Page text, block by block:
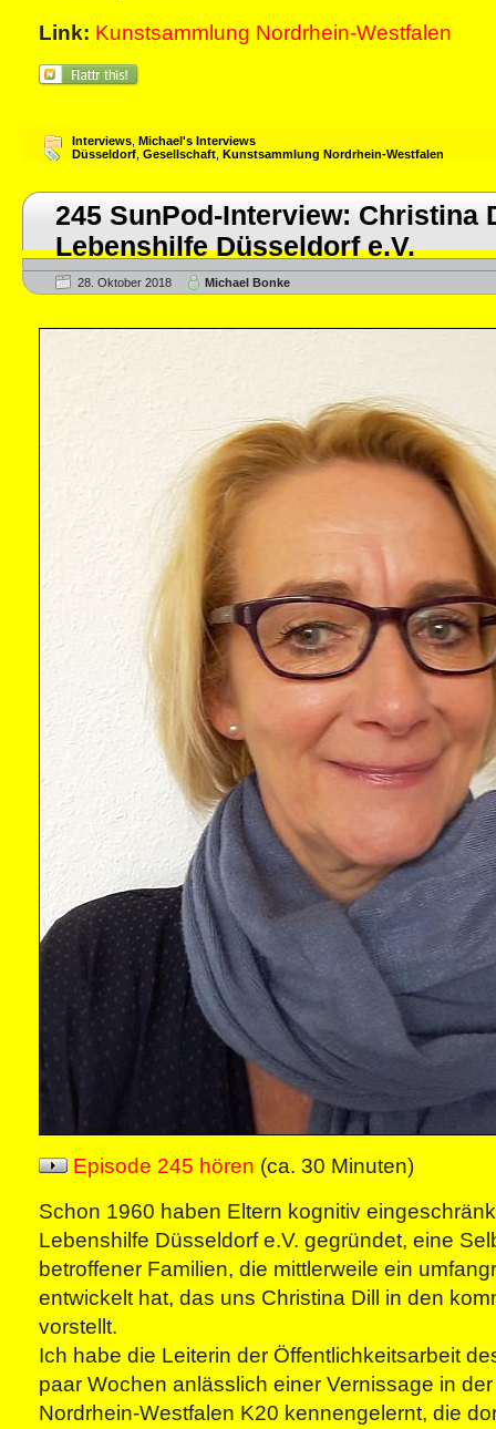
Link: Kunstsammlung Nordrhein-Westfalen
Interviews Michael's Interviews
Düsseldorf Gesellschaft Kunstsammlung Nordrhein-Westfalen
245 SunPod-Interview: Christina
Lebenshilfe Düsseldorf e.V.
28. Oktober 2018 Michael Bonke
Episode 245 hören (ca. 30 Minuten)
Schon 1960 haben Eltern kognitiv
Lebenshilfe Düsseldorf e.V. gegründet, eine
betroffener Familien, die mittlerweile ein
entwickelt hat, das uns Christina Dill in den
vorstellt.
Ich habe die Leiterin der Öffentlichkeitsarbeit
paar Wochen anlässlich einer Vernissage in
Nordrhein-Westfalen K20 kennengelernt, die